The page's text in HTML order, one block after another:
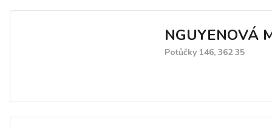
Border collie. Nabídka
NGUYENOVÁ
Potůčky 146, 362 35